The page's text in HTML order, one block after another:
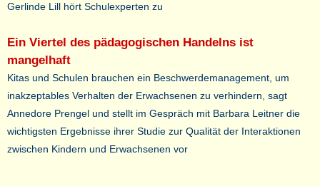
Gerlinde Lill hört Schulexperten zu
Ein Viertel des pädagogischen Handelns ist
mangelhaft
Kitas und Schulen brauchen ein Beschwerdemanagement, um
inakzeptables Verhalten der Erwachsenen zu verhindern, sagt
Annedore Prengel und stellt im Gespräch mit Barbara Leitner die
wichtigsten Ergebnisse ihrer Studie zur Qualität der Interaktionen
zwischen Kindern und Erwachsenen vor